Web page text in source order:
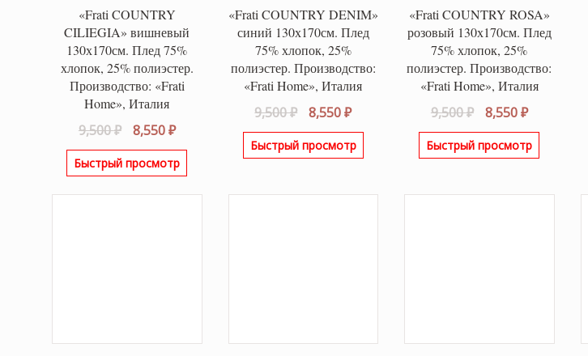
«Frati COUNTRY
CILIEGIA» вишневый
130х170см. Плед 75%
хлопок, 25% полиэстер.
Производство: «Frati
Home», Италия
9,500₽
Первоначальная
цена
составляла
8,550₽Текущая
цена:
8,550 ₽.
Быстрый просмотр
«Frati COUNTRY DENIM»
синий 130х170см. Плед
75% хлопок, 25%
полиэстер. Производство:
«Frati Home», Италия
9,500₽
Первоначальная
цена
составляла
8,550₽Текущая
цена:
8,550 ₽.
Быстрый просмотр
«Frati COUNTRY ROSA»
розовый 130х170см. Плед
75% хлопок, 25%
полиэстер. Производство:
«Frati Home», Италия
9,500₽
Первоначальная
цена
составляла
8,550₽Текущая
цена:
8,550 ₽.
Быстрый просмотр